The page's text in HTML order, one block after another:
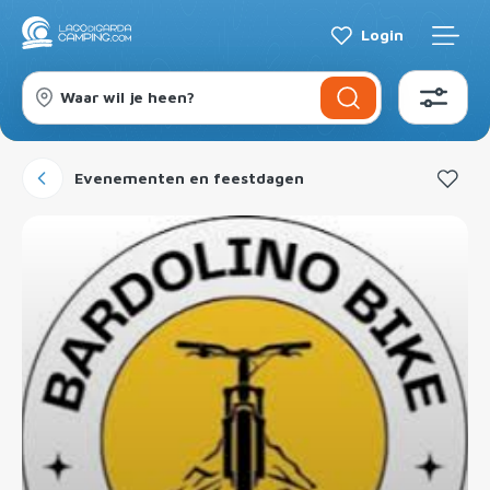
Login
Waar wil je heen?
Evenementen en feestdagen